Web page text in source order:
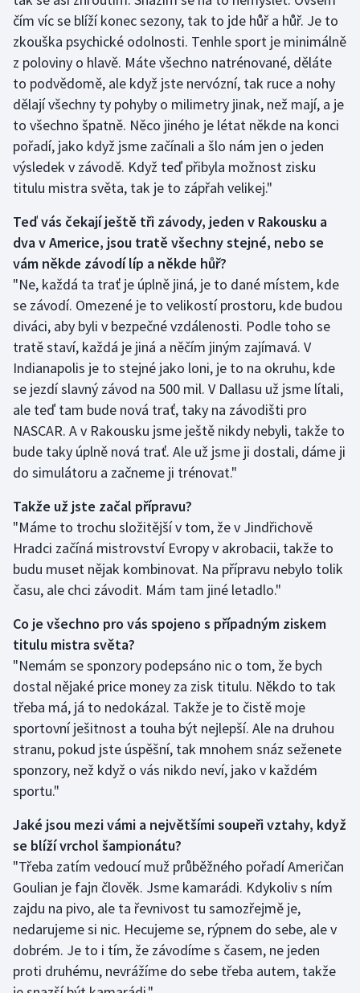
čím víc se blíží konec sezony, tak to jde hůř a hůř. Je to
zkouška psychické odolnosti. Tenhle sport je minimálně
z poloviny o hlavě. Máte všechno natrénované, děláte
to podvědomě, ale když jste nervózní, tak ruce a nohy
dělají všechny ty pohyby o milimetry jinak, než mají, a je
to všechno špatně. Něco jiného je létat někde na konci
pořadí, jako když jsme začínali a šlo nám jen o jeden
výsledek v závodě. Když teď přibyla možnost zisku
titulu mistra světa, tak je to zápřah velikej."
Teď vás čekají ještě tři závody, jeden v Rakousku a
dva v Americe, jsou tratě všechny stejné, nebo se
vám někde závodí líp a někde hůř?
"Ne, každá ta trať je úplně jiná, je to dané místem, kde
se závodí. Omezené je to velikostí prostoru, kde budou
diváci, aby byli v bezpečné vzdálenosti. Podle toho se
tratě staví, každá je jiná a něčím jiným zajímavá. V
Indianapolis je to stejné jako loni, je to na okruhu, kde
se jezdí slavný závod na 500 mil. V Dallasu už jsme lítali,
ale teď tam bude nová trať, taky na závodišti pro
NASCAR. A v Rakousku jsme ještě nikdy nebyli, takže to
bude taky úplně nová trať. Ale už jsme ji dostali, dáme ji
do simulátoru a začneme ji trénovat."
Takže už jste začal přípravu?
"Máme to trochu složitější v tom, že v Jindřichově
Hradci začíná mistrovství Evropy v akrobacii, takže to
budu muset nějak kombinovat. Na přípravu nebylo tolik
času, ale chci závodit. Mám tam jiné letadlo."
Co je všechno pro vás spojeno s případným ziskem
titulu mistra světa?
"Nemám se sponzory podepsáno nic o tom, že bych
dostal nějaké price money za zisk titulu. Někdo to tak
třeba má, já to nedokázal. Takže je to čistě moje
sportovní ješitnost a touha být nejlepší. Ale na druhou
stranu, pokud jste úspěšní, tak mnohem snáz seženete
sponzory, než když o vás nikdo neví, jako v každém
sportu."
Jaké jsou mezi vámi a největšími soupeři vztahy, když
se blíží vrchol šampionátu?
"Třeba zatím vedoucí muž průběžného pořadí Američan
Goulian je fajn člověk. Jsme kamarádi. Kdykoliv s ním
zajdu na pivo, ale ta řevnivost tu samozřejmě je,
nedarujeme si nic. Hecujeme se, rýpnem do sebe, ale v
dobrém. Je to i tím, že závodíme s časem, ne jeden
proti druhému, nevrážíme do sebe třeba autem, takže